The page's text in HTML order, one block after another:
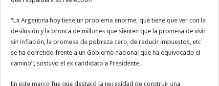
“La Argentina hoy tiene un problema enorme, que tiene que ver con la
desilusión y la bronca de millones que sienten que la promesa de vivir
sin inflación, la promesa de pobreza cero, de reducir impuestos, etc
se ha derretido frente a un Gobierno nacional que ha equivocado el
camino”, sostuvo el ex candidato a Presidente.
En este marco fue que destacó la necesidad de construir una